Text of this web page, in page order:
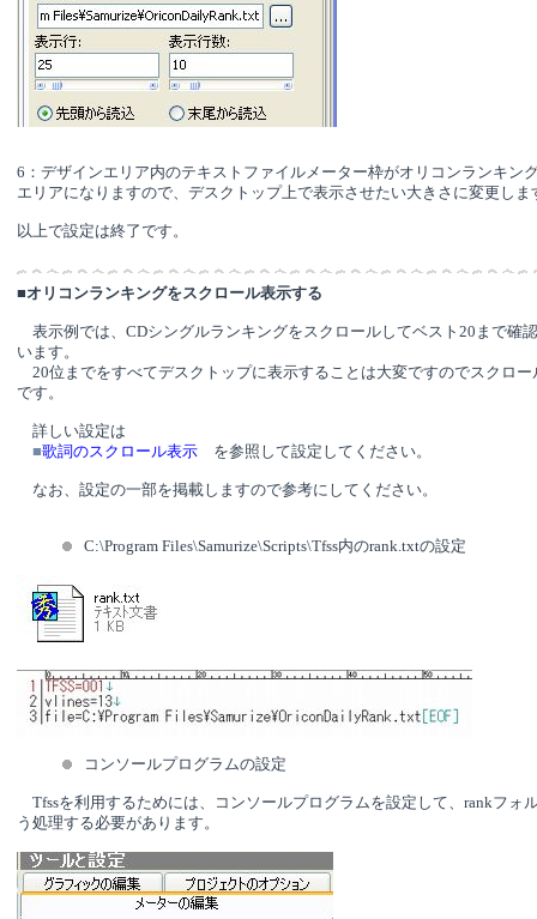
6：デザインエリア内のテキストファイルメーター枠がオリコンランキン
エリアになりますので、デスクトップ上で表示させたい大きさに変更しま
以上で設定は終了です。
■オリコンランキングをスクロール表示する
表示例では、CDシングルランキングをスクロールしてベスト20まで確
います。
20位までをすべてデスクトップに表示することは大変ですのでスクロー
です。
詳しい設定は
■歌詞のスクロール表示 を参照して設定してください。
なお、設定の一部を掲載しますので参考にしてください。
C:\Program Files\Samurize\Scripts\Tfss内のrank.txtの設定
コンソールプログラムの設定
Tfssを利用するためには、
コンソールプログラムを設定して、rankフォ
う処理する必要があります。